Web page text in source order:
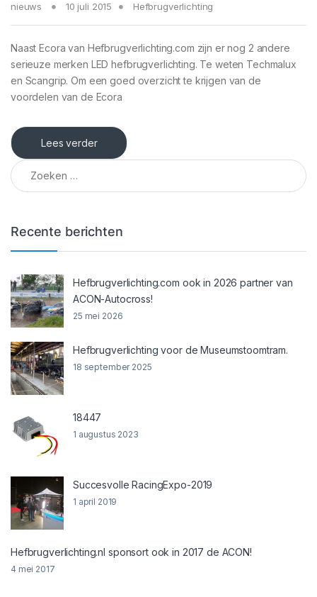
nieuws 10 juli 2015 Hefbrugverlichting
Naast Ecora van Hefbrugverlichting.com zijn er nog 2 andere
serieuze merken LED hefbrugverlichting. Te weten Techmalux
en Scangrip. Om een goed overzicht te krijgen van de
voordelen van de Ecora
Lees verder
Zoeken naar:
Recente berichten
Hefbrugverlichting.com ook in 2026 partner van
ACON-Autocross!
25 mei 2026
Hefbrugverlichting voor de Museumstoomtram.
18 september 2025
18447
1 augustus 2023
Succesvolle RacingExpo-2019
1 april 2019
Hefbrugverlichting.nl sponsort ook in 2017 de ACON!
4 mei 2017